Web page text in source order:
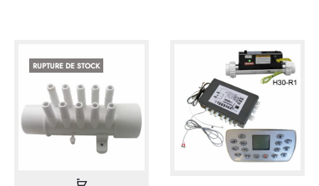
RUPTURE DE STOCK
Lire